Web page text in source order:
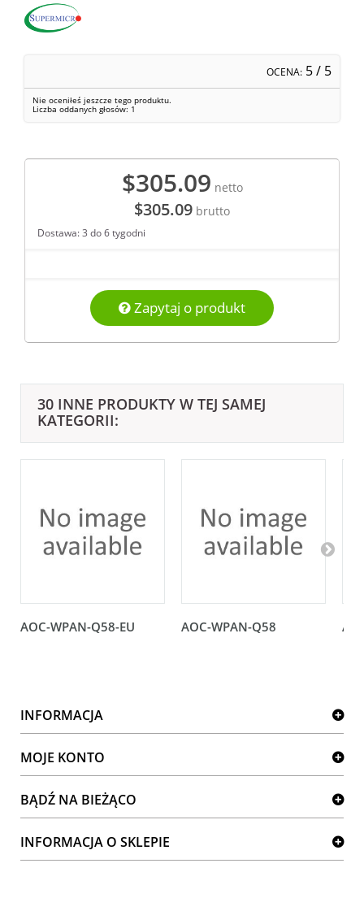
OCENA: 5/ 5
Nie oceniłeś jeszcze tego produktu.
Liczba oddanych głosów: 1
$305.09 netto
$305.09 brutto
Dostawa: 3 do 6 tygodni
Zapytaj o produkt
30 INNE PRODUKTY W TEJ SAMEJ
KATEGORII:
AOC-WPAN-Q58-EU AOC-WPAN-Q58
INFORMACJA
MOJE KONTO
BĄDŹ NA BIEŻĄCO
INFORMACJA O SKLEPIE